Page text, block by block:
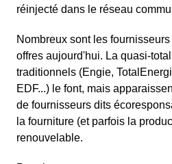
réinjecté dans le réseau
Nombreux sont les
offres aujourd'hui. La quasi-
traditionnels (Engie,
EDF...) le font, mais
de fournisseurs dits
la fourniture (et parfois la
renouvelable.